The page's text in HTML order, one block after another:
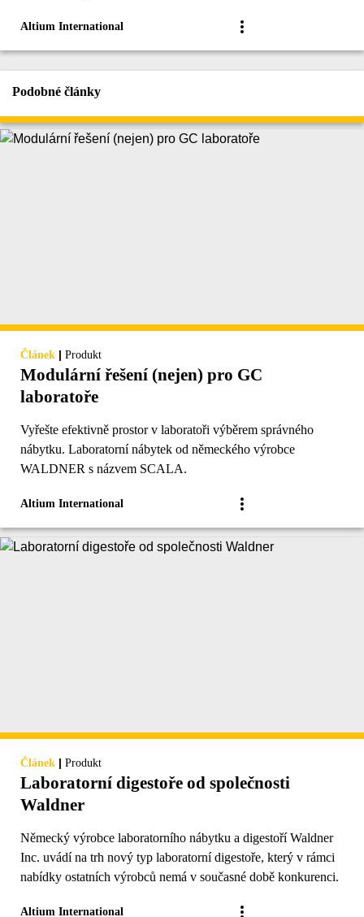
Altium International
Podobné články
Článek | Produkt
Modulární řešení (nejen) pro GC
laboratoře
Vyřešte efektivně prostor v laboratoři výběrem správného
nábytku. Laboratorní nábytek od německého výrobce
WALDNER s názvem SCALA.
Altium International
Článek | Produkt
Laboratorní digestoře od společnosti
Waldner
Německý výrobce laboratorního nábytku a digestoří Waldner
Inc. uvádí na trh nový typ laboratorní digestoře, který v rámci
nabídky ostatních výrobců nemá v současné době konkurenci.
Altium International